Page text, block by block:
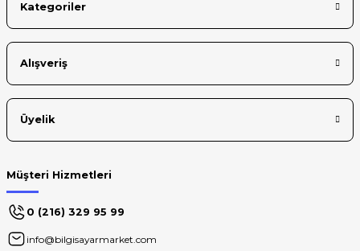
Kategoriler
Alışveriş
Üyelik
Müşteri Hizmetleri
0 (216) 329 95 99
info@bilgisayarmarket.com